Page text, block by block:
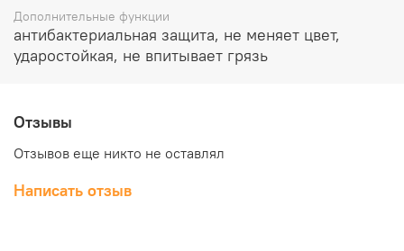
Дополнительные функции
антибактериальная защита, не меняет цвет,
ударостойкая, не впитывает грязь
Отзывы
Отзывов еще никто не оставлял
Написать отзыв